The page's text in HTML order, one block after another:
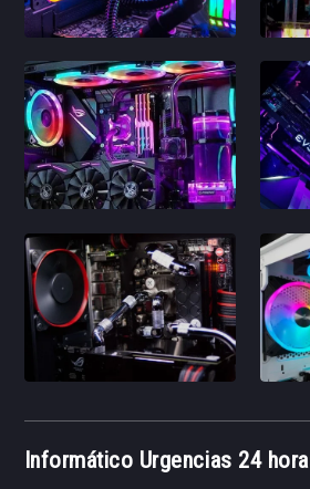
Informático Urgencias 24